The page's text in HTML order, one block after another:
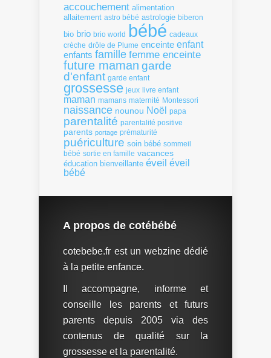
accouchement alimentation
allaitement astro bébé astrologie biberon
bio brio brio world bébé cadeaux
crèche drôle de Plume enceinte enfant
enfants famille femme enceinte
future maman garde
d'enfant garde enfant
grossesse jeux livre enfant
maman mamans maternité Montessori
naissance nounou Noël papa
parentalité parentalité positive
parents portage prématurité
puériculture soin bébé sommeil
bébé sortie en famille vacances
éducation bienveillante éveil éveil
bébé
A propos de cotébébé
cotebebe.fr est un webzine dédié
à la petite enfance.
Il accompagne, informe et
conseille les parents et futurs
parents depuis 2005 via des
contenus de qualité sur la
grossesse et la parentalité.